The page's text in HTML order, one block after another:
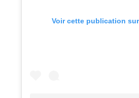
Voir cette publication